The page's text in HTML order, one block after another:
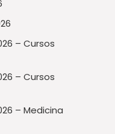
– Cursos
– Cursos
– Medicina